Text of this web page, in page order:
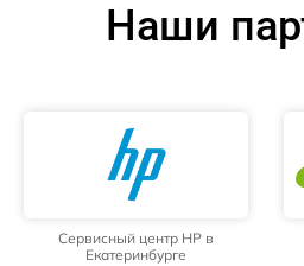
Наши
Сервисный центр HP в
Екатеринбурге